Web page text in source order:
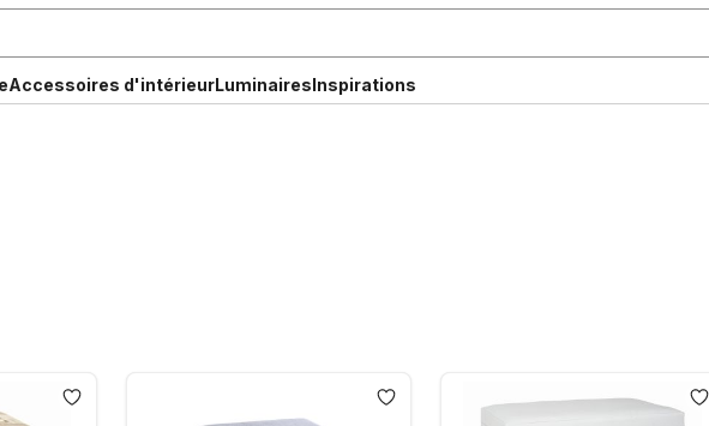
Accessoires d'intérieurLuminairesInspirations